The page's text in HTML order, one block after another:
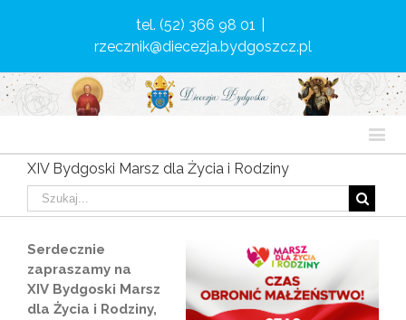
tel. (52) 366 98 01
rzecznik@diecezja.bydgoszcz.pl
XIV Bydgoski Marsz dla Życia i Rodziny
Serdecznie
zapraszamy na
XIV Bydgoski Marsz
dla Życia i Rodziny,